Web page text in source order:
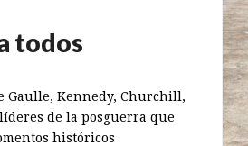
todos
Gaulle, Kennedy, Churchill,
de la posguerra que
históricos